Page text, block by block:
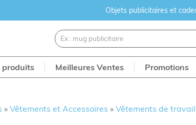
Objets publicitaires et
produits Meilleures Ventes Promotions
»Vêtements et Accessoires »Vêtements de travail